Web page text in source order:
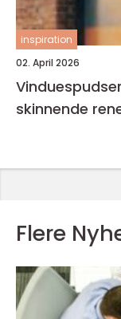
inspiration
02. April 2026
Vinduespudser
skinnende
Flere